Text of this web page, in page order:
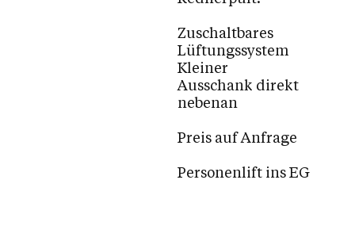
Zuschaltbares
Lüftungssystem
Kleiner
Ausschank direkt
nebenan
Preis auf Anfrage
Personenlift ins EG